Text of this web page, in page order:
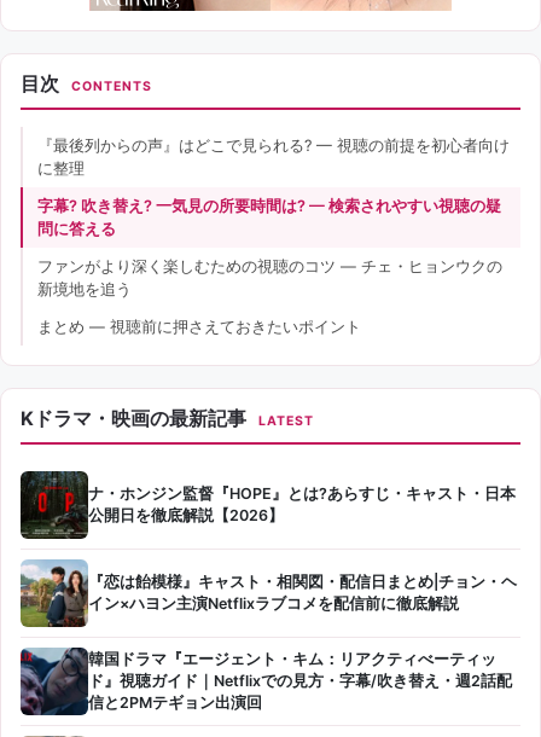
目次 CONTENTS
『最後列からの声』はどこで見られる? — 視聴の前提を初心者向け
に整理
字幕? 吹き替え? 一気見の所要時間は? — 検索されやすい視聴の疑
問に答える
ファンがより深く楽しむための視聴のコツ — チェ・ヒョンウクの
新境地を追う
まとめ — 視聴前に押さえておきたいポイント
Kドラマ・映画の最新記事 LATEST
ナ・ホンジン監督『HOPE』とは?あらすじ・キャスト・日本
公開日を徹底解説【2026】
『恋は飴模様』キャスト・相関図・配信日まとめ|チョン・ヘ
イン×ハヨン主演Netflixラブコメを配信前に徹底解説
韓国ドラマ『エージェント・キム：リアクティべーティッ
ド』視聴ガイド｜Netflixでの見方・字幕/吹き替え・週2話配
信と2PMテギョン出演回